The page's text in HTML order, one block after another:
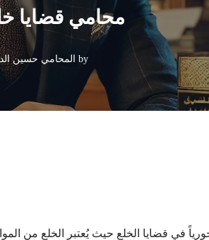
محامي قضايا
by المحامي حسين
في قضايا الخلع حيث يُعتبر الخلع من